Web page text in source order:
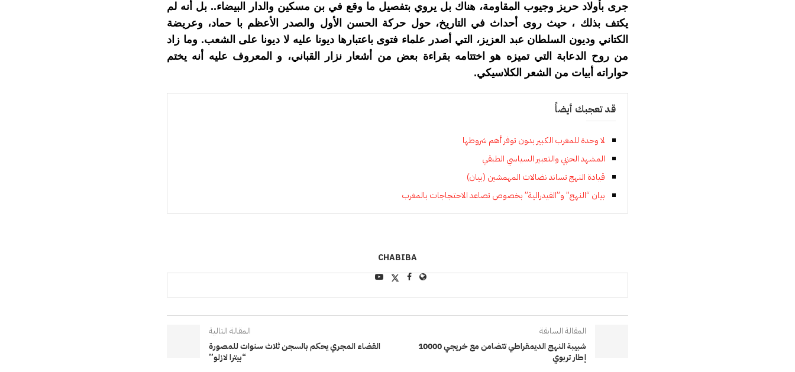
جرى بأولاد حريز وجيوب المقاومة، هناك بل يروي بتفصيل ما وقع في بن مسكين والدار البيضاء.. بل أنه لم
يكتف بذلك ، حيث روى أحداث في التاريخ، حول حركة الحسن الأول والصدر الأعظم با حماد، وعريضة
الكتاني وديون السلطان عبد العزيز، التي أصدر علماء فتوى باعتبارها ديونا عليه لا ديونا على الشعب. وما زاد
من روح الدعابة التي تميزه هو اختتامه بقراءة بعض من أشعار نزار القباني، و المعروف عليه أنه يختم
حواراته أبيات من الشعر الكلاسيكي.
قد تعجبك أيضاً
لا وحدة للمغرب الكبير بدون توفر أهم شروطها
المشهد الحزبي والتعبير السياسي الطبقي
قيادة النهج تساند نضالات المهمشين (بيان)
بيان “النهج” و”الفيدرالية” بخصوص تصاعد الاحتجاجات بالمغرب
CHABIBA
المقالة السابقة
شبيبة النهج الديمقراطي تتضامن مع خريجي 10000
إطار تربوي
المقالة التالية
القضاء المجري يحكم بالسجن ثلاث سنوات للمصورة
“بيترا لازلو”